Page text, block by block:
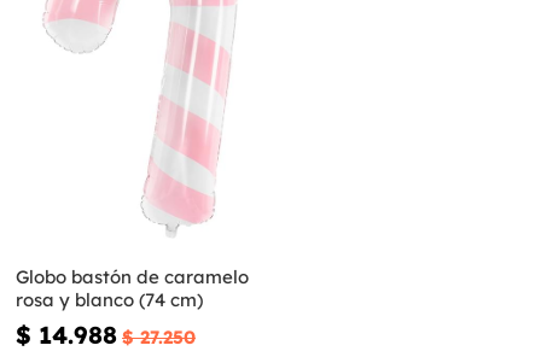
Globo bastón de caramelo
rosa y blanco (74 cm)
$ 14.988 $ 27.250